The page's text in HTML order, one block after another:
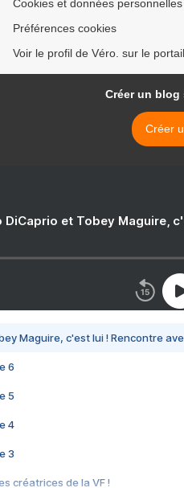
Cookies et données personnelles
Préférences cookies
Voir le profil de Véro. sur le
Créer un blog
Créer
DiCaprio et Tobey Maguire,
Maguire, c'est lui ! Rencontre
6
5
4
3
créatrices de la VF !